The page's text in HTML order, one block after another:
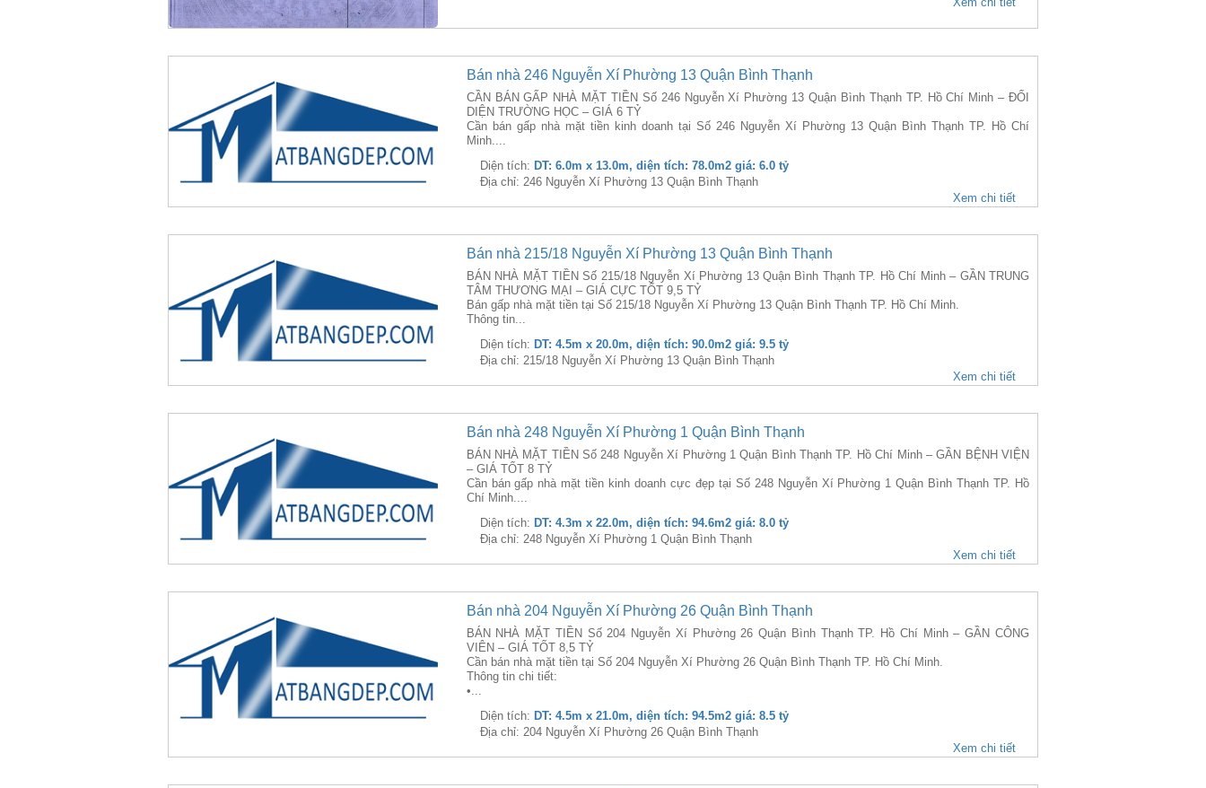
Bán nhà 246 Nguyễn Xí Phường 13 Quận Bình Thạnh
CẦN BÁN GẤP NHÀ MẶT TIỀN Số 246 Nguyễn Xí Phường 13 Quận Bình Thạnh TP. Hồ Chí Minh – ĐỐI
DIỆN TRƯỜNG HỌC – GIÁ 6 TỶ
Cần bán gấp nhà mặt tiền kinh doanh tại Số 246 Nguyễn Xí Phường 13 Quận Bình Thạnh TP. Hồ Chí
Minh....
Diện tích: DT: 6.0m x 13.0m, diện tích: 78.0m2 giá: 6.0 tỷ
Địa chỉ: 246 Nguyễn Xí Phường 13 Quận Bình Thạnh
Xem chi tiết
Bán nhà 215/18 Nguyễn Xí Phường 13 Quận Bình Thạnh
BÁN NHÀ MẶT TIỀN Số 215/18 Nguyễn Xí Phường 13 Quận Bình Thạnh TP. Hồ Chí Minh – GẦN TRUNG
TÂM THƯƠNG MẠI – GIÁ CỰC TỐT 9,5 TỶ
Bán gấp nhà mặt tiền tại Số 215/18 Nguyễn Xí Phường 13 Quận Bình Thạnh TP. Hồ Chí Minh.
Thông tin...
Diện tích: DT: 4.5m x 20.0m, diện tích: 90.0m2 giá: 9.5 tỷ
Địa chỉ: 215/18 Nguyễn Xí Phường 13 Quận Bình Thạnh
Xem chi tiết
Bán nhà 248 Nguyễn Xí Phường 1 Quận Bình Thạnh
BÁN NHÀ MẶT TIỀN Số 248 Nguyễn Xí Phường 1 Quận Bình Thạnh TP. Hồ Chí Minh – GẦN BỆNH VIỆN
– GIÁ TỐT 8 TỶ
Cần bán gấp nhà mặt tiền kinh doanh cực đẹp tại Số 248 Nguyễn Xí Phường 1 Quận Bình Thạnh TP. Hồ
Chí Minh....
Diện tích: DT: 4.3m x 22.0m, diện tích: 94.6m2 giá: 8.0 tỷ
Địa chỉ: 248 Nguyễn Xí Phường 1 Quận Bình Thạnh
Xem chi tiết
Bán nhà 204 Nguyễn Xí Phường 26 Quận Bình Thạnh
BÁN NHÀ MẶT TIỀN Số 204 Nguyễn Xí Phường 26 Quận Bình Thạnh TP. Hồ Chí Minh – GẦN CÔNG
VIÊN – GIÁ TỐT 8,5 TỶ
Cần bán nhà mặt tiền tại Số 204 Nguyễn Xí Phường 26 Quận Bình Thạnh TP. Hồ Chí Minh.
Thông tin chi tiết:
•...
Diện tích: DT: 4.5m x 21.0m, diện tích: 94.5m2 giá: 8.5 tỷ
Địa chỉ: 204 Nguyễn Xí Phường 26 Quận Bình Thạnh
Xem chi tiết